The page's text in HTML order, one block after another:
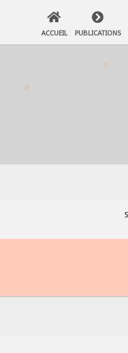
ACCUEIL PUBLICATIONS